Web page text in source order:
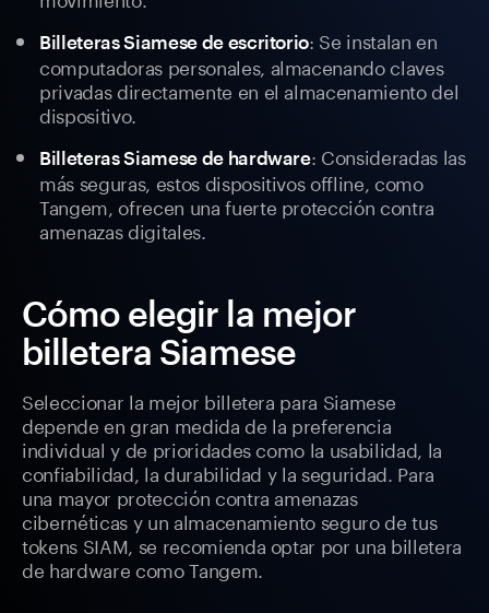
Billeteras Siamese de escritorio: Se instalan en
computadoras personales, almacenando claves
privadas directamente en el almacenamiento del
dispositivo.
Billeteras Siamese de hardware: Consideradas las
más seguras, estos dispositivos offline, como
Tangem, ofrecen una fuerte protección contra
amenazas digitales.
Cómo elegir la mejor
billetera Siamese
Seleccionar la mejor billetera para Siamese
depende en gran medida de la preferencia
individual y de prioridades como la usabilidad, la
confiabilidad, la durabilidad y la seguridad. Para
una mayor protección contra amenazas
cibernéticas y un almacenamiento seguro de tus
tokens SIAM, se recomienda optar por una billetera
de hardware como Tangem.